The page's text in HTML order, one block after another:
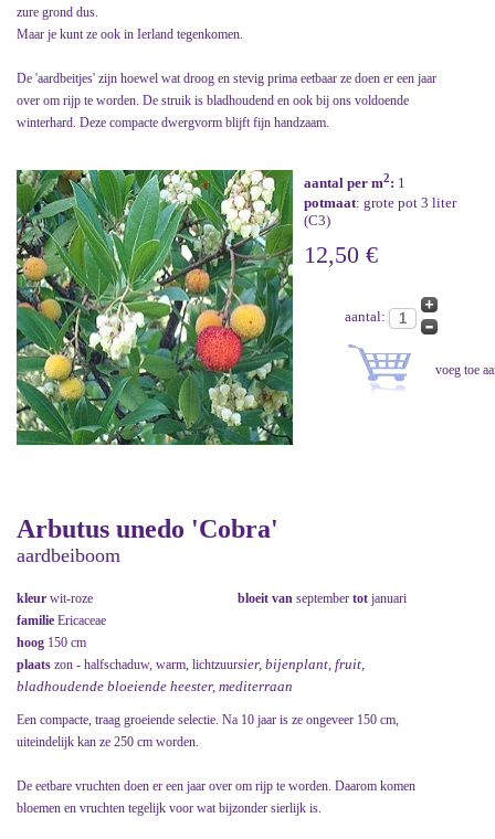
zure grond dus.
Maar je kunt ze ook in Ierland tegenkomen.
De 'aardbeitjes' zijn hoewel wat droog en stevig prima eetbaar ze doen er een jaar
over om rijp te worden. De struik is bladhoudend en ook bij ons voldoende
winterhard. Deze compacte dwergvorm blijft fijn handzaam.
aantal per m2: 1
potmaat: grote pot 3 liter
(C3)
12,50 €
aantal:
Arbutus unedo 'Cobra'
aardbeiboom
kleur wit-roze bloeit van september tot januari
familie Ericaceae
hoog 150 cm
plaats zon - halfschaduw, warm, lichtzuursier, bijenplant, fruit,
bladhoudende bloeiende heester, mediterraan
Een compacte, traag groeiende selectie. Na 10 jaar is ze ongeveer 150 cm,
uiteindelijk kan ze 250 cm worden.
De eetbare vruchten doen er een jaar over om rijp te worden. Daarom komen
bloemen en vruchten tegelijk voor wat bijzonder sierlijk is.